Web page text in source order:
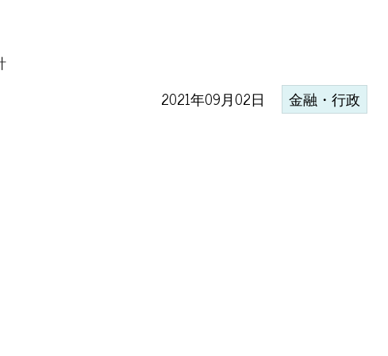
2021年09月02日 金融・行政